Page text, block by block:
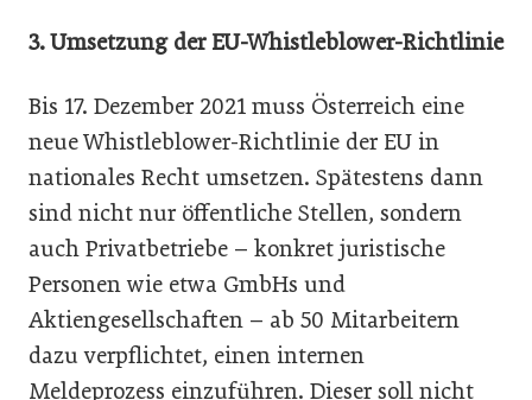
3. Umsetzung der EU-Whistleblower-Richtlinie
Bis 17. Dezember 2021 muss Österreich eine
neue Whistleblower-Richtlinie der EU in
nationales Recht umsetzen. Spätestens dann
sind nicht nur öffentliche Stellen, sondern
auch Privatbetriebe – konkret juristische
Personen wie etwa GmbHs und
Aktiengesellschaften – ab 50 Mitarbeitern
dazu verpflichtet, einen internen
Meldeprozess einzuführen. Dieser soll nicht